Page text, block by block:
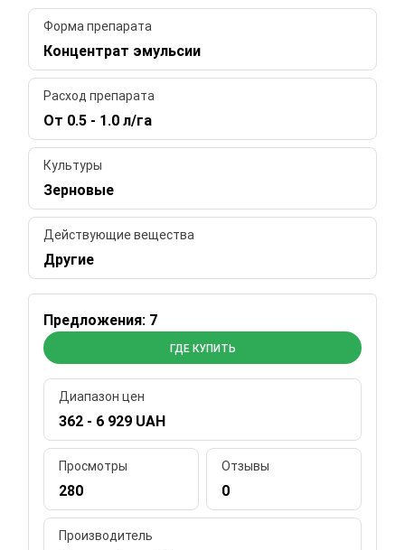
Форма препарата
Концентрат эмульсии
Расход препарата
От 0.5 - 1.0 л/га
Культуры
Зерновые
Действующие вещества
Другие
Предложения: 7
ГДЕ КУПИТЬ
Диапазон цен
362 - 6 929 UAH
Просмотры
280
Отзывы
0
Производитель